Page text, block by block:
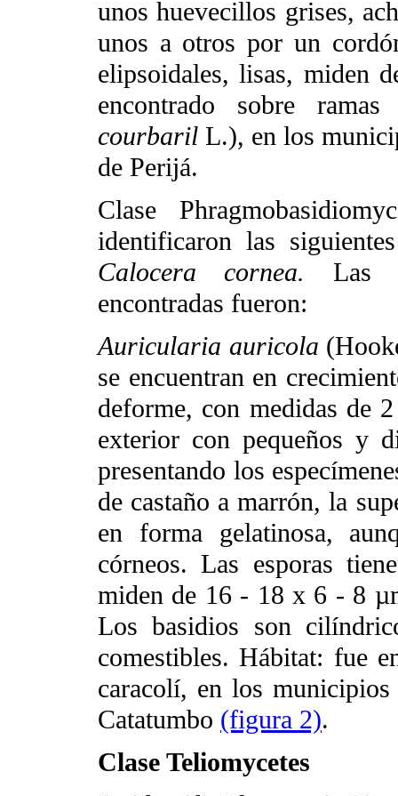
unos huevecillos grises,
unos a otros por un
elipsoidales, lisas, miden
encontrado sobre
courbaril L.), en los
de Perijá.
Clase
identificaron las
Calocera cornea. Las
encontradas fueron:
Auricularia auricola
se encuentran en
deforme, con medidas de
exterior con pequeños y
presentando los
de castaño a marrón, la
en forma gelatinosa,
córneos. Las esporas
miden de 16 - 18 x 6 - 8
Los basidios son
comestibles. Hábitat: fue
caracolí, en los
Catatumbo (figura 2).
Clase Teliomycetes